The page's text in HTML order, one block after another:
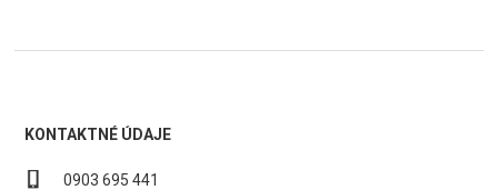
KONTAKTNÉ ÚDAJE
0903 695 441